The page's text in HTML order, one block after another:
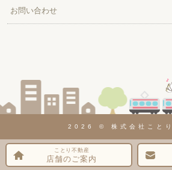
お問い合わせ
2026 © 株式会社ことり
ことり不動産
店舗のご案内